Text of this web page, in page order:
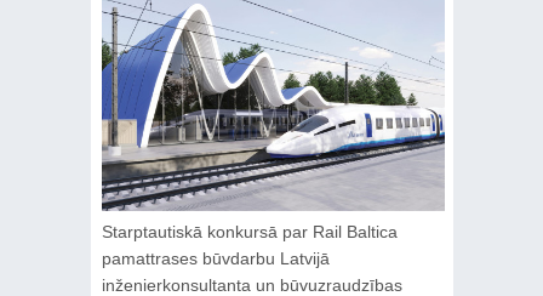
Starptautiskā konkursā par Rail Baltica
pamattrases būvdarbu Latvijā
inženierkonsultanta un būvuzraudzības